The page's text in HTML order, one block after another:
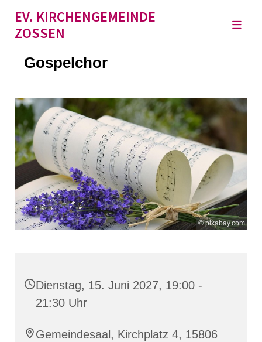
EV. KIRCHENGEMEINDE
ZOSSEN
Gospelchor
© pixabay.com
Dienstag, 15. Juni 2027, 19:00 -
21:30 Uhr
Gemeindesaal, Kirchplatz 4, 15806